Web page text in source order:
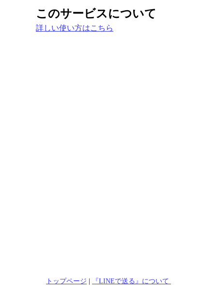
このサービスについて
詳しい使い方はこちら
トップページ | 『LINEで送る』について